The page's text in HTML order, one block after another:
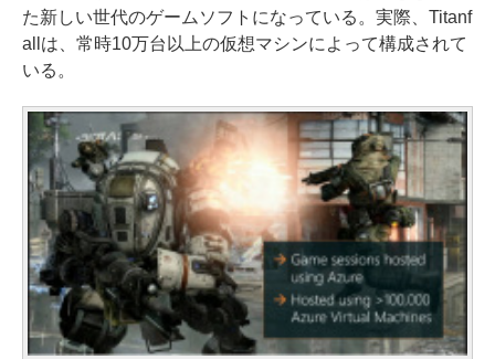
た新しい世代のゲームソフトになっている。実際、Titanf
allは、常時10万台以上の仮想マシンによって構成されて
いる。